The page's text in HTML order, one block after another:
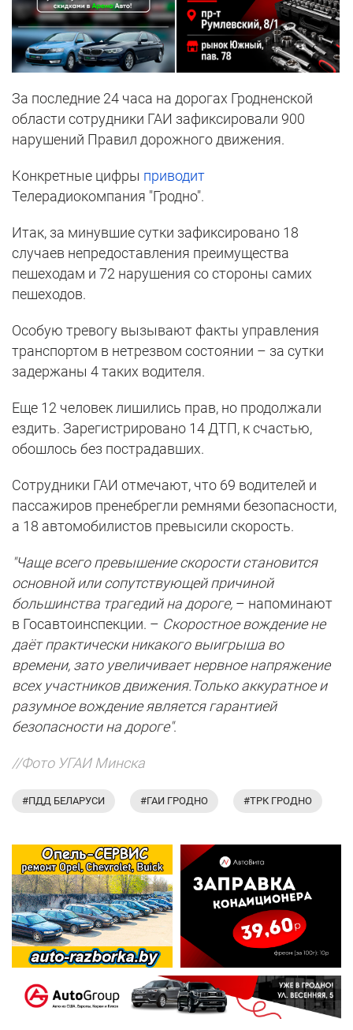
За последние 24 часа на дорогах Гродненской
области сотрудники ГАИ зафиксировали 900
нарушений Правил дорожного движения.
Конкретные цифры приводит
Телерадиокомпания "Гродно".
Итак, за минувшие сутки зафиксировано 18
случаев непредоставления преимущества
пешеходам и 72 нарушения со стороны самих
пешеходов.
Особую тревогу вызывают факты управления
транспортом в нетрезвом состоянии – за сутки
задержаны 4 таких водителя.
Еще 12 человек лишились прав, но продолжали
ездить. Зарегистрировано 14 ДТП, к счастью,
обошлось без пострадавших.
Сотрудники ГАИ отмечают, что 69 водителей и
пассажиров пренебрегли ремнями безопасности,
а 18 автомобилистов превысили скорость.
"Чаще всего превышение скорости становится
основной или сопутствующей причиной
большинства трагедий на дороге, – напоминают
в Госавтоинспекции. – Скоростное вождение не
даёт практически никакого выигрыша во
времени, зато увеличивает нервное напряжение
всех участников движения.Только аккуратное и
разумное вождение является гарантией
безопасности на дороге".
//Фото УГАИ Минска
#ПДД БЕЛАРУСИ #ГАИ ГРОДНО #ТРК ГРОДНО